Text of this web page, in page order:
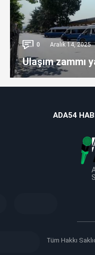
0 Aralık 14, 2025
Ulaşım zammı
ADA54
Tüm Hakkı